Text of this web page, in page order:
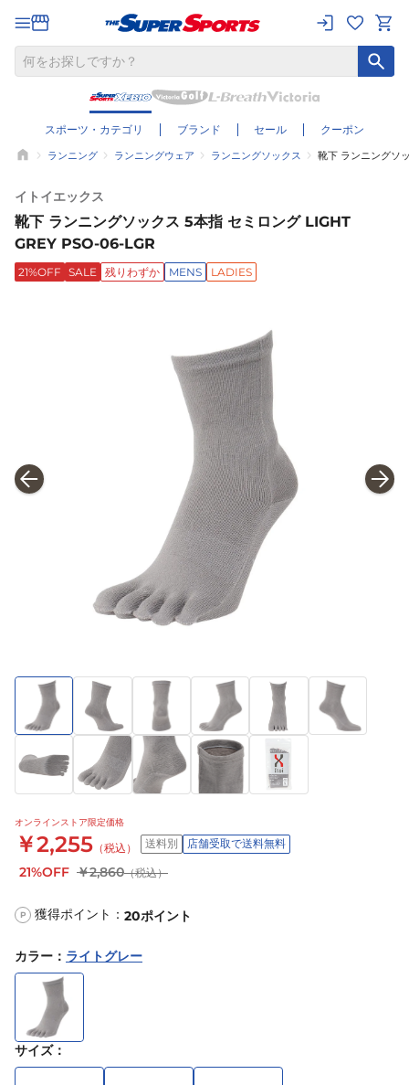
スポーツ・カテゴリ ブランド セール クーポン
ランニング ランニングウェア ランニングソックス 靴下 ランニングソ
イトイエックス
靴下 ランニングソックス 5本指 セミロング LIGHT
GREY PSO-06-LGR
21%OFF SALE 残りわずか MENS LADIES
オンラインストア限定価格
￥2,255 （税込） 送料別 店舗受取で送料無料
21%OFF ￥2,860（税込）
P 獲得ポイント： 20ポイント
カラー ： ライトグレー
サイズ：